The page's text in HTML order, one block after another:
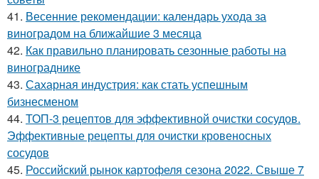
41. Весенние рекомендации: календарь ухода за
виноградом на ближайшие 3 месяца
42. Как правильно планировать сезонные работы на
винограднике
43. Сахарная индустрия: как стать успешным
бизнесменом
44. ТОП-3 рецептов для эффективной очистки сосудов.
Эффективные рецепты для очистки кровеносных
сосудов
45. Российский рынок картофеля сезона 2022. Свыше 7